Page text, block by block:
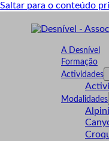
Saltar para o conteúdo
A Desnível
Formação
Actividades
Modalidades